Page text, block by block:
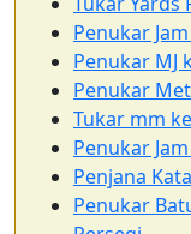
Penukar
Penukar MJ
Penukar
Tukar mm
Penukar
Penjana
Penukar